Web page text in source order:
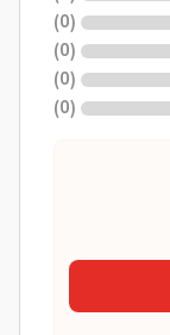
(
0
)
(
0
)
(
0
)
(
0
)